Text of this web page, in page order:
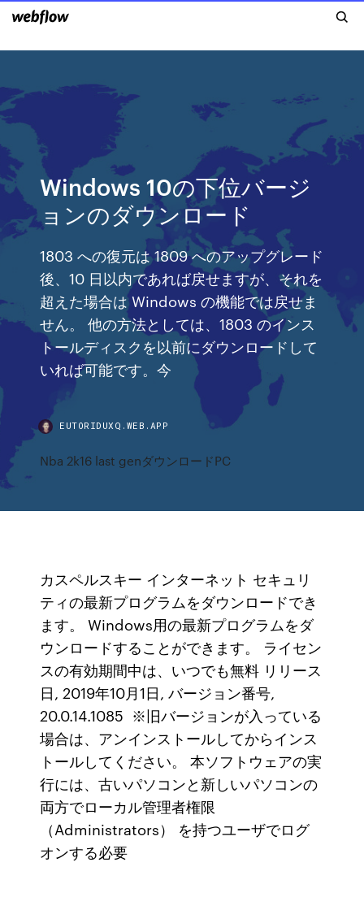
Windows 10の下位バージ
ョンのダウンロード
1803 への復元は 1809 へのアップグレード
後、10 日以内であれば戻せますが、それを
超えた場合は Windows の機能では戻せま
せん。 他の方法としては、1803 のインス
トールディスクを以前にダウンロードして
いれば可能です。今
EUTORIDUXQ.WEB.APP
Nba 2k16 last genダウンロードPC
カスペルスキー インターネット セキュリ
ティの最新プログラムをダウンロードでき
ます。 Windows用の最新プログラムをダ
ウンロードすることができます。 ライセン
スの有効期間中は、いつでも無料 リリース
日, 2019年10月1日, バージョン番号,
20.0.14.1085 ※旧バージョンが入っている
場合は、アンインストールしてからインス
トールしてください。 本ソフトウェアの実
行には、古いパソコンと新しいパソコンの
両方でローカル管理者権限
（Administrators） を持つユーザでログ
オンする必要